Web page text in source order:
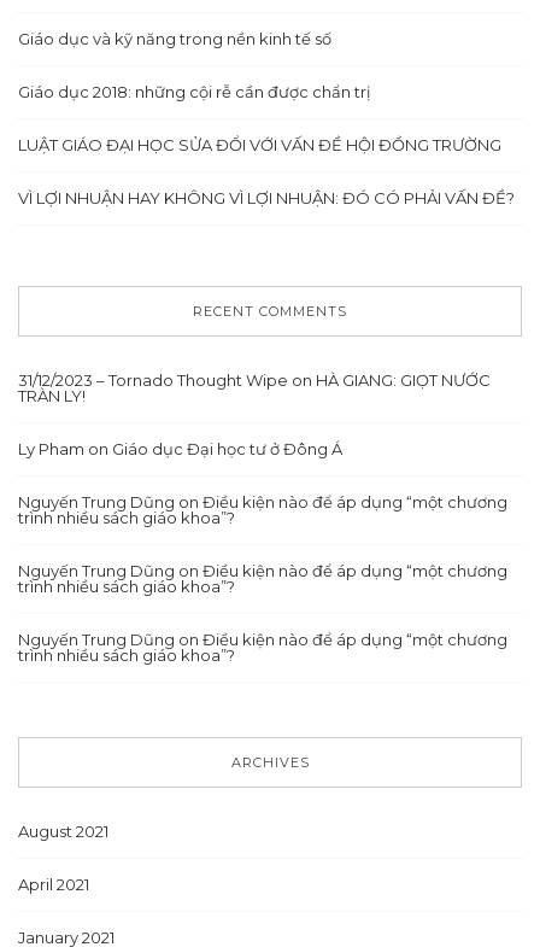
Giáo dục và kỹ năng trong nền kinh tế số
Giáo dục 2018: những cội rễ cần được chẩn trị
LUẬT GIÁO ĐẠI HỌC SỬA ĐỔI VỚI VẤN ĐỀ HỘI ĐỒNG TRƯỜNG
VÌ LỢI NHUẬN HAY KHÔNG VÌ LỢI NHUẬN: ĐÓ CÓ PHẢI VẤN ĐỀ?
RECENT COMMENTS
31/12/2023 – Tornado Thought Wipe on HÀ GIANG: GIỌT NƯỚC
TRÀN LY!
Ly Pham on Giáo dục Đại học tư ở Đông Á
Nguyến Trung Dũng on Điều kiện nào để áp dụng “một chương
trình nhiều sách giáo khoa”?
Nguyến Trung Dũng on Điều kiện nào để áp dụng “một chương
trình nhiều sách giáo khoa”?
Nguyến Trung Dũng on Điều kiện nào để áp dụng “một chương
trình nhiều sách giáo khoa”?
ARCHIVES
August 2021
April 2021
January 2021